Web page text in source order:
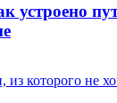
устроено